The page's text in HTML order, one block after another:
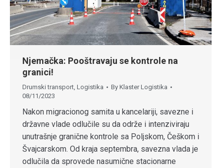
Njemačka: Pooštravaju se kontrole na
granici!
Drumski transport Logistika By Klaster Logistika
08/11/2023
Nakon migracionog samita u kancelariji, savezne i
državne vlade odlučile su da održe i intenziviraju
unutrašnje granične kontrole sa Poljskom, Češkom i
Švajcarskom. Od kraja septembra, savezna vlada je
odlučila da sprovede nasumične stacionarne